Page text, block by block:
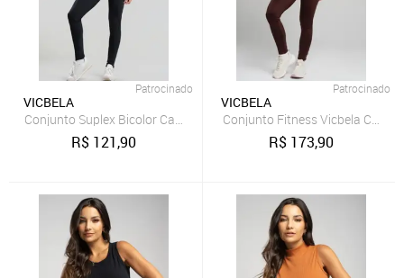
Patrocinado
VICBELA
Conjunto Suplex Bicolor Calça + Top Regata Preta
R$ 121,90
Patrocinado
VICBELA
Conjunto Fitness Vicbela Calça
R$ 173,90